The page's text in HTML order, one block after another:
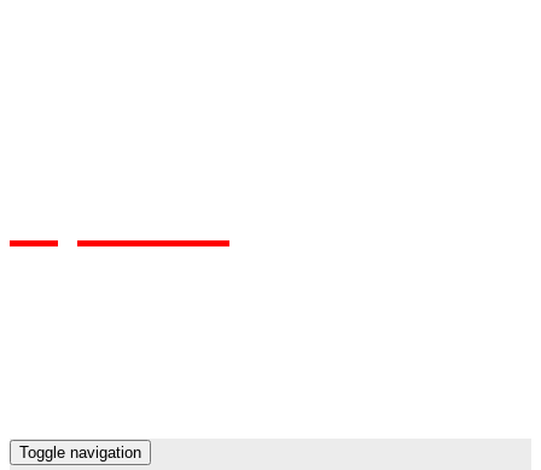
Flpa.ro
Toggle navigation